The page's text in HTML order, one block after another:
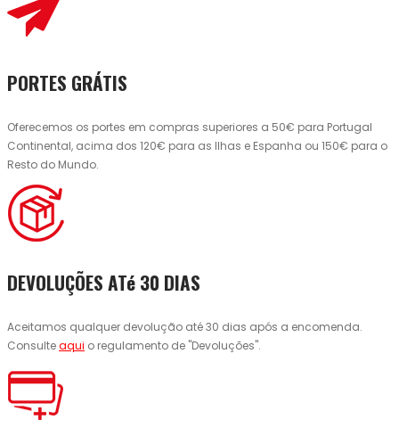
PORTES GRÁTIS
Oferecemos os portes em compras superiores a 50€ para Portugal
Continental, acima dos 120€ para as Ilhas e Espanha ou 150€ para o
Resto do Mundo.
DEVOLUÇÕES ATé 30 DIAS
Aceitamos qualquer devolução até 30 dias após a encomenda.
Consulteaqui o regulamento de "Devoluções".